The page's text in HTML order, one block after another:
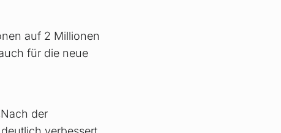
auf 2 Millionen
für die neue
der